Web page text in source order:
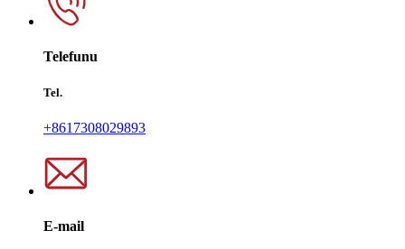
Telefunu
Tel.
+8617308029893
E-mail